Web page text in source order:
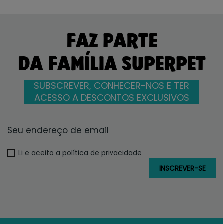
FAZ PARTE
DA FAMÍLIA SUPERPET
SUBSCREVER, CONHECER-NOS E TER
ACESSO A DESCONTOS EXCLUSIVOS
Li e aceito a política de privacidade